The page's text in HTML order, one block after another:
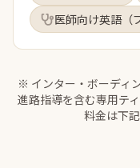
医師向け英語（
※ インター・ボーディ
進路指導を含む専用テ
料金は下